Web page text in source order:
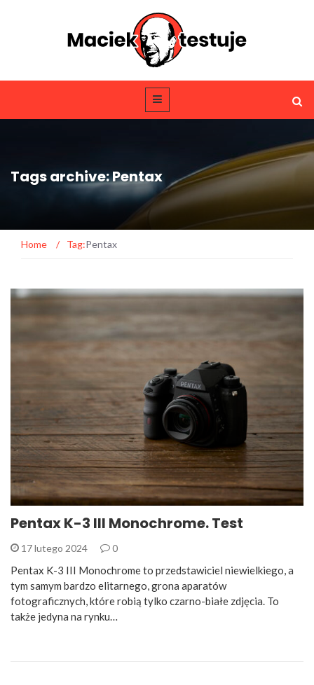
Tags archive: Pentax
Home / Tag:Pentax
Pentax K-3 III Monochrome. Test
17 lutego 2024 0
Pentax K-3 III Monochrome to przedstawiciel niewielkiego, a
tym samym bardzo elitarnego, grona aparatów
fotograficznych, które robią tylko czarno-białe zdjęcia. To
także jedyna na rynku…